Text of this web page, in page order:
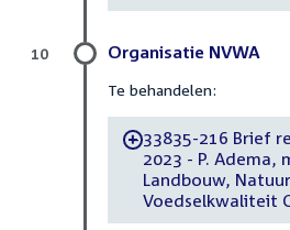
Organisatie NVWA
Te behandelen:
-33835-216 Brief
2023 - P. Adema,
Landbouw,
Voedselkwaliteit
10